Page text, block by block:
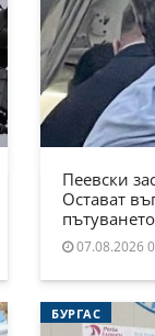
Пеевски
Остават
07.08.2026
БУРГАС